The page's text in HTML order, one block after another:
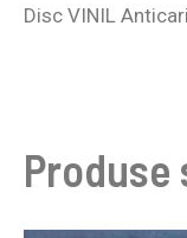
Disc VINIL
Produse